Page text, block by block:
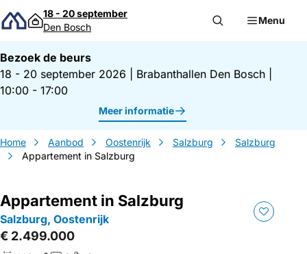
Direct naar inhoud
18 - 20 september
Den Bosch
Menu
Bezoek de beurs
18 - 20 september 2026
Brabanthallen Den Bosch
10:00 - 17:00
Meer informatie
Home Aanbod Oostenrijk Salzburg
Salzburg
Appartement in Salzburg
Appartement in Salzburg
Salzburg, Oostenrijk
€ 2.499.000